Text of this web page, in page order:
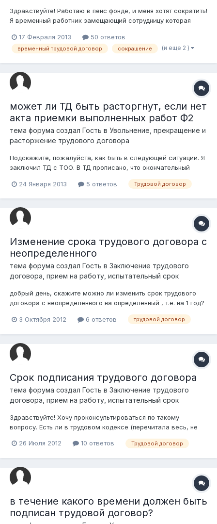
Здравствуйте! Работаю в пенс фонде, и меня хотят сократить!
Я временный работник замещающий сотрудницу которая
договоре достаточно расплывчито описан срок договора: "на
время отпуск по беременности и родам основного
17 Февраля 2013 50 ответов
временный трудовой договор сокрашение (и еще 2 )
может ли ТД быть расторгнут, если нет
акта приемки выполненных работ Ф2
тема форума создал Гость в Увольнение, прекращение и
расторжение трудового договора
Подскажите, пожалуйста, как быть в следующей ситуации. Я
заключил ТД с ТОО. В ТД прописано, что окончательный
задания на основе акта приемки выполненных работ Ф2. Что
подписывать, если...
24 Января 2013 5 ответов Трудовой договор
Изменение срока трудового договора с
неопределенного
тема форума создал Гость в Заключение трудового
договора, прием на работу, испытательный срок
добрый день, скажите можно ли изменить срок трудового
договора с неопределенного на определенный , т.е. на 1 год?
3 Октября 2012
6 ответов трудовой договор
Срок подписания трудового договора
тема форума создал Гость в Заключение трудового
договора, прием на работу, испытательный срок
Здравствуйте! Хочу проконсультироваться по такому
вопросу. Есть ли в трудовом кодексе (перечитала весь, не
подписан трудовой договор? Ситуация следующая.
договор у меня есть), потом перешла н...
26 Июля 2012 10 ответов Трудовой договор
в течение какого времени должен быть
подписан трудовой договор?